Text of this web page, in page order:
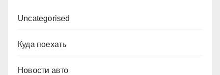
Uncategorised
Куда поехать
Новости авто